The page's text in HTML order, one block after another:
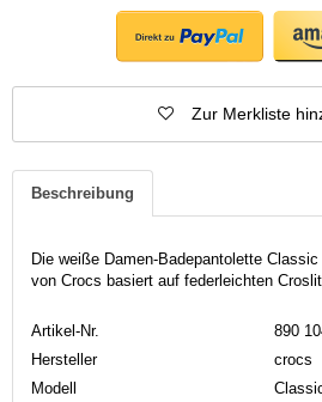
Zur Merkliste
Beschreibung
Die weiße Damen-Badepantolette
von Crocs basiert auf federleichten
Artikel-Nr.
890
Hersteller
crocs
Modell